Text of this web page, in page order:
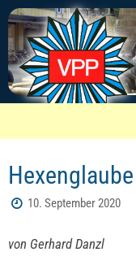
Zum
Inhalt
springen
Vereinigung
10. September 2020
von Gerhard Danzl